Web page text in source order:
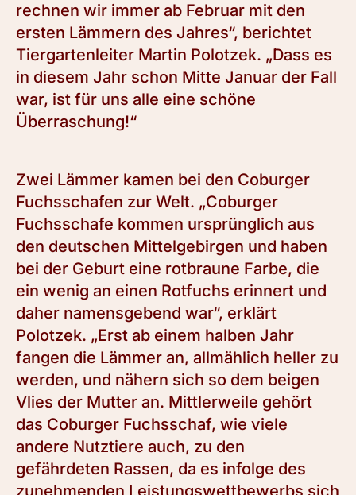
rechnen wir immer ab Februar mit den
ersten Lämmern des Jahres“, berichtet
Tiergartenleiter Martin Polotzek. „Dass es
in diesem Jahr schon Mitte Januar der Fall
war, ist für uns alle eine schöne
Überraschung!“
Zwei Lämmer kamen bei den Coburger
Fuchsschafen zur Welt. „Coburger
Fuchsschafe kommen ursprünglich aus
den deutschen Mittelgebirgen und haben
bei der Geburt eine rotbraune Farbe, die
ein wenig an einen Rotfuchs erinnert und
daher namensgebend war“, erklärt
Polotzek. „Erst ab einem halben Jahr
fangen die Lämmer an, allmählich heller zu
werden, und nähern sich so dem beigen
Vlies der Mutter an. Mittlerweile gehört
das Coburger Fuchsschaf, wie viele
andere Nutztiere auch, zu den
gefährdeten Rassen, da es infolge des
zunehmenden Leistungswettbewerbs sich